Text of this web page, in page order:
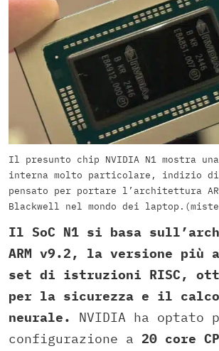
Il presunto chip NVIDIA N1 mostra
interna molto particolare, indizio di
pensato per portare l’architettura
Blackwell nel mondo dei
Il SoC N1 si basa
ARM v9.2, la versione più
set di istruzioni RISC,
per la sicurezza e il
neurale.
NVIDIA ha optato
configurazione a 20 core